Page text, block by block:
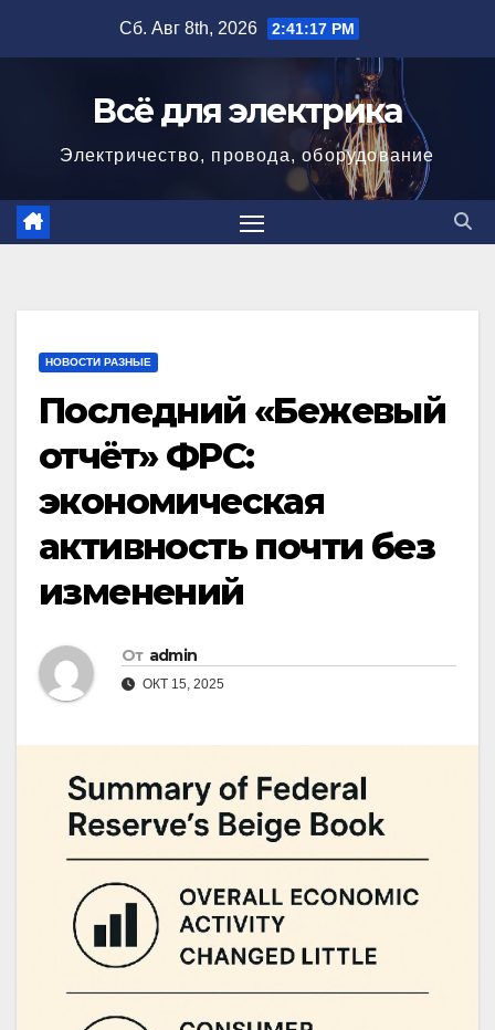
Сб. Авг 8th, 2026 2:41:18 PM
Всё для электрика
Электричество, провода, оборудование
НОВОСТИ РАЗНЫЕ
Последний «Бежевый
отчёт» ФРС:
экономическая
активность почти без
изменений
От admin
ОКТ 15, 2025